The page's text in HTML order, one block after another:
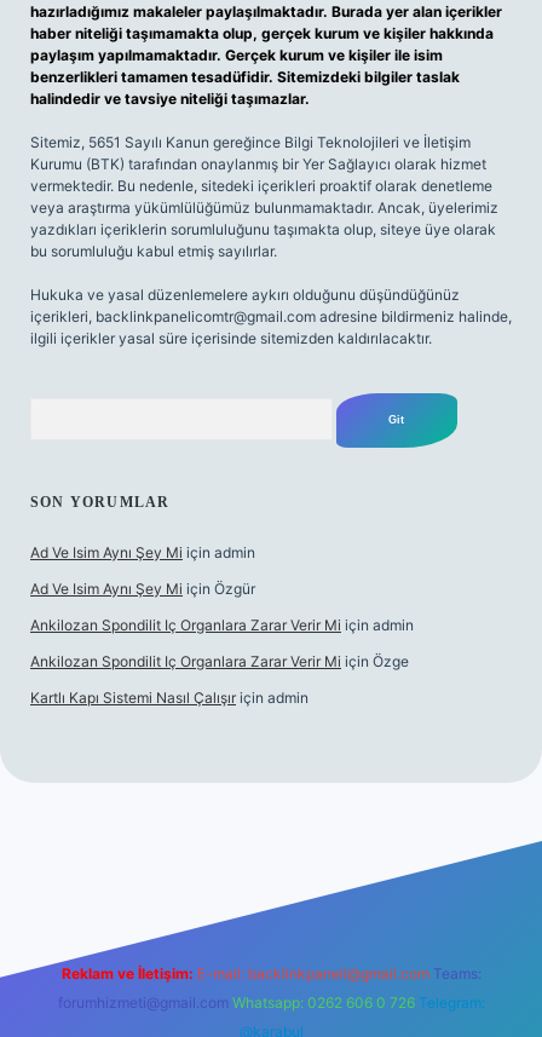
hazırladığımız makaleler paylaşılmaktadır. Burada yer alan içerikler
haber niteliği taşımamakta olup, gerçek kurum ve kişiler hakkında
paylaşım yapılmamaktadır. Gerçek kurum ve kişiler ile isim
benzerlikleri tamamen tesadüfidir. Sitemizdeki bilgiler taslak
halindedir ve tavsiye niteliği taşımazlar.
Sitemiz, 5651 Sayılı Kanun gereğince Bilgi Teknolojileri ve İletişim
Kurumu (BTK) tarafından onaylanmış bir Yer Sağlayıcı olarak hizmet
vermektedir. Bu nedenle, sitedeki içerikleri proaktif olarak denetleme
veya araştırma yükümlülüğümüz bulunmamaktadır. Ancak, üyelerimiz
yazdıkları içeriklerin sorumluluğunu taşımakta olup, siteye üye olarak
bu sorumluluğu kabul etmiş sayılırlar.
Hukuka ve yasal düzenlemelere aykırı olduğunu düşündüğünüz
içerikleri, backlinkpanelicomtr@gmail.com adresine bildirmeniz halinde,
ilgili içerikler yasal süre içerisinde sitemizden kaldırılacaktır.
SON YORUMLAR
Ad Ve Isim Aynı Şey Mi için admin
Ad Ve Isim Aynı Şey Mi için Özgür
Ankilozan Spondilit Iç Organlara Zarar Verir Mi için admin
Ankilozan Spondilit Iç Organlara Zarar Verir Mi için Özge
Kartlı Kapı Sistemi Nasıl Çalışır için admin
Reklam ve İletişim: E-mail: backlinkpaneli@gmail.com Teams:
forumhizmeti@gmail.com Whatsapp: 0262 606 0 726 Telegram:
@karabul